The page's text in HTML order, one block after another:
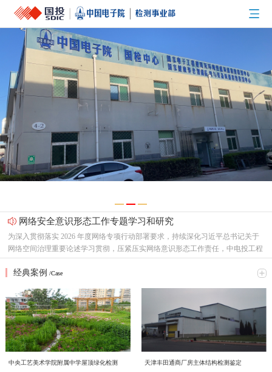
网络安全意识形态工作专题学习和研究
为深入贯彻落实 2026 年度网络专项行动部署要求，持续深化习近平总书记关于
网络空间治理重要论述学习贯彻，压紧压实网络意识形态工作责任，中电投工程
研究检测评定中心有限公司（以下简称“中心”）党总支召开专题支委会，集中研
究网络意识形态重点工作，全面梳理工作提升方向、明确落实举措。结合本次会
态工作核心意义互联网是意识形态斗争的主阵地、主战场、最前沿，网络意识形
态安全直接关系政治安全、舆论安全和单位长远发展。习近平总书记深刻指
出；“过不了互联网这一关，就过不了长期执政这一关，必须坚持正能量是总要
求、管得住是硬道理、用得好是真本事，持续健全网络生态治理长效机制，营造
风清气正的网络空间”。中心运营自有新媒体宣传平台，党员、职工线上交流、
对外业务宣传频次高，各类线上内容发布、网络言论行为都直接代表单位形象、
节能新起点，低碳向未来！
明的环保知识学习活动，积极响应2026年全国低碳日“绿色转型 全民同行”主题号
召。一、三部宣传片，共学绿色理念 本次学习重点围绕三部权威宣传片展开，
三部宣传片，视角不同、侧重各异，但指向同一个目标——让绿色低碳成为每个
人的行动自觉。 2026年全国低碳日“绿色转型 全民同行”主题宣传片 由生态环境
部发布，紧扣今年全国低碳日主题，号召全社会共同参与绿色转型，强调低碳发
来”主题视频 聚焦工业和信息化系统节能降碳实践，展示各领域在节能提效、绿
喜报！中电投工程研究检测评定中心成功获批CNAS温室气体
审定与核查认可资质
近日，中电投工程研究检测评定中心有限公司（以下简称中心）顺利通过中国合
格评定国家认可委员会（CNAS）严格评审，成功取得温室气体审定和核查分项
认可资质，认可注册号为CNAS VV048-EI。此次资质的成功获批，标志着中心
温室气体核查、碳资产管理与低碳技术服务能力正式获得国家级、国际化权威认
赋能合规高质量发展 中电投检测中心承接国投健康公司启动
经典案例 /Case
中央工艺美术学院附属中学屋顶绿化检测 天津丰田通商厂房主体结构检测鉴定